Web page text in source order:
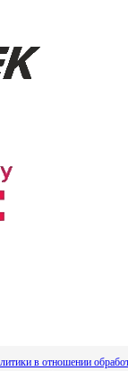
в отношении